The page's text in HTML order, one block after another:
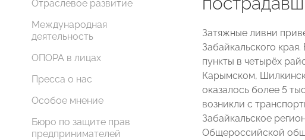
Отраслевое развитие
Международная
деятельность
ОПОРА в лицах
Пресса о нас
Особое мнение
Бюро по защите прав
предпринимателей
Затяжные ливни
Забайкальского
пункты в четырёх
Карымском,
оказалось более 5
возникли с
Забайкальское
Общероссийской